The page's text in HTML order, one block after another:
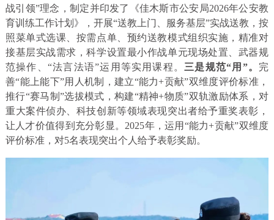
战引领”理念，制定并印发了《佳木斯市公安局2026年公安教
育训练工作计划》，开展“送教上门、服务基层”实战送教，按
照菜单式选课、按需点单、预约送教模式组织实施，精准对
接基层实战需求，科学设置最小作战单元现场处置、武器规
范操作、“法言法语”运用等实用课程。 三是规范“用”。 完
善“能上能下”用人机制，建立“能力+贡献”双维度评价标准，
推行“赛马制”选拔模式，构建“精神+物质”双轨激励体系，对
重大案件侦办、科技创新等领域表现突出者给予重奖表彰，
让人才价值得到充分彰显。2025年，运用“能力+贡献”双维度
评价标准，对5名表现突出个人给予表彰奖励。